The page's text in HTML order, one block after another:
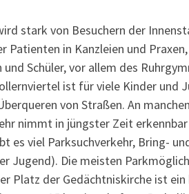
stark von Besuchern der
Patienten in Kanzleien und
und Schüler, vor allem des
ist für viele Kinder und
von Straßen. An
nimmt in jüngster Zeit
es viel Parksuchverkehr, Bring-
Jugend). Die meisten
Platz der Gedächtniskirche ist